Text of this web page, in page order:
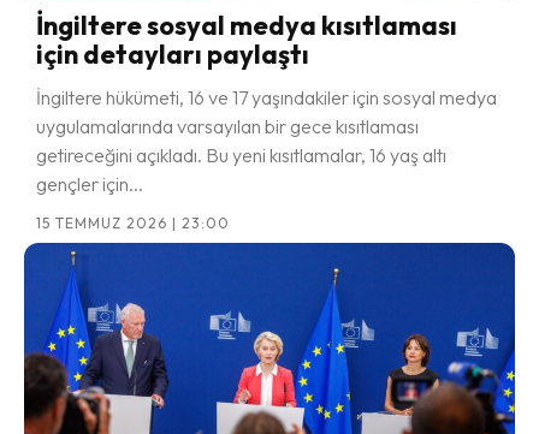
İngiltere sosyal medya kısıtlaması
için detayları paylaştı
İngiltere hükümeti, 16 ve 17 yaşındakiler için sosyal medya
uygulamalarında varsayılan bir gece kısıtlaması
getireceğini açıkladı. Bu yeni kısıtlamalar, 16 yaş altı
gençler için...
15 TEMMUZ 2026 | 23:00